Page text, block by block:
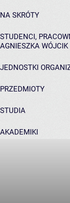
NA SKRÓTY
STUDENCI,
AGNIESZKA WÓJCIK
JEDNOSTKI
PRZEDMIOTY
STUDIA
AKADEMIKI